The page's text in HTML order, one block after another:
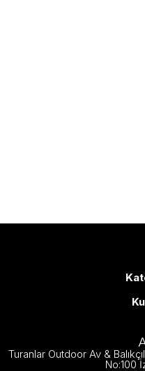
Turanlar Outdoor Av &
No:100